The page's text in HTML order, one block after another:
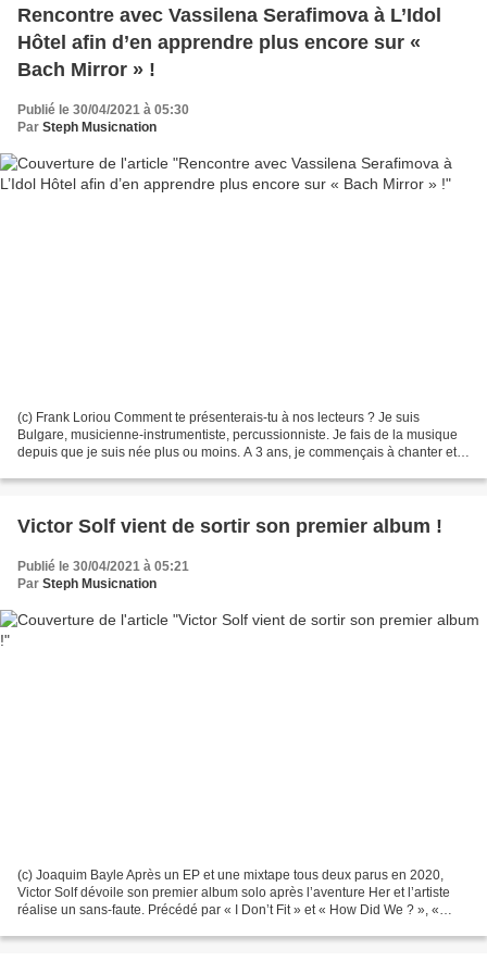
Rencontre avec Vassilena Serafimova à L’Idol
Hôtel afin d’en apprendre plus encore sur «
Bach Mirror » !
Publié le 30/04/2021 à 05:30
Par Steph Musicnation
(c) Frank Loriou Comment te présenterais-tu à nos lecteurs ? Je suis
Bulgare, musicienne-instrumentiste, percussionniste. Je fais de la musique
depuis que je suis née plus ou moins. A 3 ans, je commençais à chanter et à
Victor Solf vient de sortir son premier album !
Publié le 30/04/2021 à 05:21
Par Steph Musicnation
(c) Joaquim Bayle Après un EP et une mixtape tous deux parus en 2020,
Victor Solf dévoile son premier album solo après l’aventure Her et l’artiste
réalise un sans-faute. Précédé par « I Don’t Fit » et « How Did We ? », «